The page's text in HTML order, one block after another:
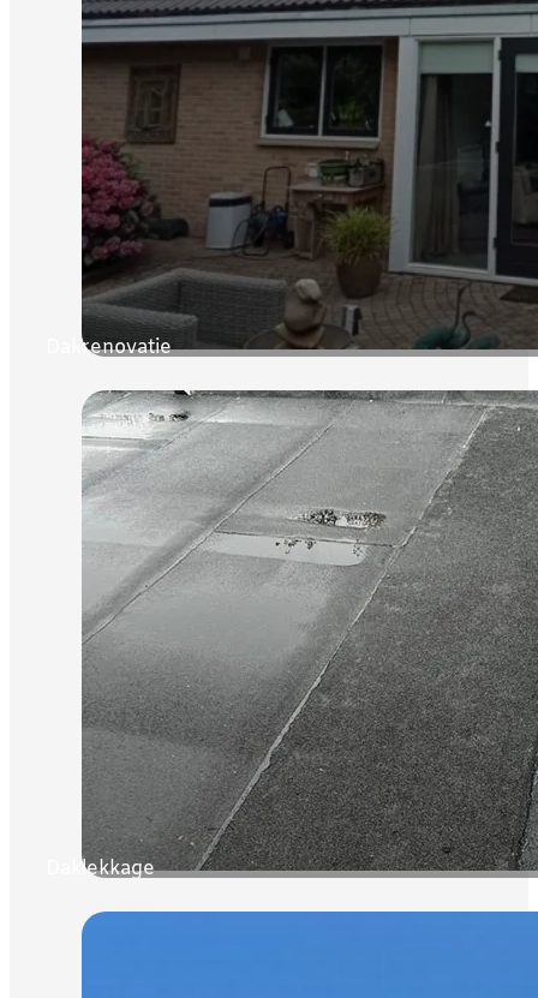
Dakrenovatie
Daklekkage